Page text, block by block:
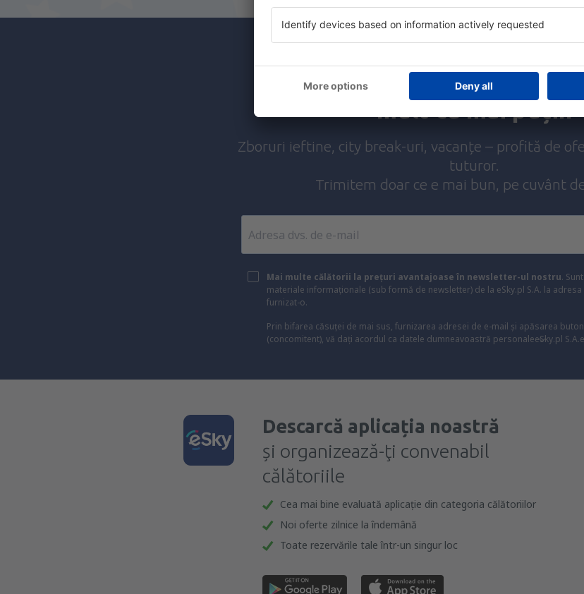
Abonații la newsletter
mult cu mai puțin
Zboruri ieftine, city break-uri, vacanțe – profită de
tuturor.
Trimitem doar ce e mai bun, pe cuvânt
Mai multe călătorii la prețuri avantajoase în newsletter-ul nostru.
materiale informaționale (sub formă de newsletter) de la eSky.pl S.A. la
furnizat-o.
Prin bifarea căsuței de mai sus, furnizarea adresei de e-mail și apăsarea
(concomitent), vă dați acordul ca datele dumneavoastră personaleeSky.pl S.A.
Descarcă aplicația noastră
și organizează-ţi convenabil
călătoriile
Cea mai bine evaluată aplicație din categoria călătoriilor
Noi oferte zilnice la îndemână
Toate rezervările tale într-un singur loc